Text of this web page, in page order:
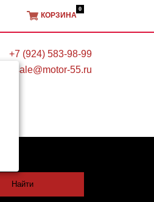
КОРЗИНА
0
+7 (924) 583-98-99
sale@motor-55.ru
Найти